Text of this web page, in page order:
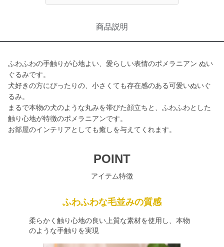
商品説明
ふわふわの手触りが心地よい、愛らしい表情のポメラニアン ぬい
ぐるみです。
犬好きの方にぴったりの、小さくても存在感のある可愛いぬいぐ
るみ。
まるで本物の犬のような丸みを帯びた顔立ちと、ふわふわとした
触り心地が特徴のポメラニアンです。
お部屋のインテリアとしても癒しを与えてくれます。
POINT
アイテム特徴
ふわふわな毛並みの質感
柔らかく触り心地の良い上質な素材を使用し、本物
のような手触りを実現